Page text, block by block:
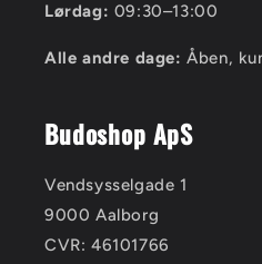
Lørdag: 09:30–13:00
Alle andre dage: Åben,
Budoshop ApS
Vendsysselgade 1
9000 Aalborg
CVR: 46101766